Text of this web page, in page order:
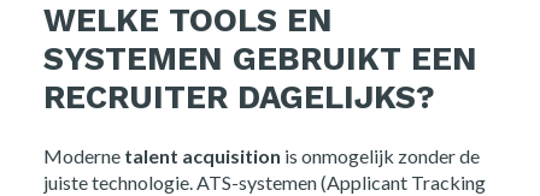
WELKE TOOLS EN
SYSTEMEN GEBRUIKT EEN
RECRUITER DAGELIJKS?
Moderne talent acquisition is onmogelijk zonder de
juiste technologie. ATS-systemen (Applicant Tracking